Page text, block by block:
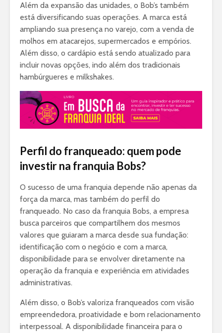
Além da expansão das unidades, o Bob’s também
está diversificando suas operações. A marca está
ampliando sua presença no varejo, com a venda de
molhos em atacarejos, supermercados e empórios.
Além disso, o cardápio está sendo atualizado para
incluir novas opções, indo além dos tradicionais
hambúrgueres e milkshakes.
Perfil do franqueado: quem pode
investir na franquia Bobs?
O sucesso de uma franquia depende não apenas da
força da marca, mas também do perfil do
franqueado. No caso da franquia Bobs, a empresa
busca parceiros que compartilhem dos mesmos
valores que guiaram a marca desde sua fundação:
identificação com o negócio e com a marca,
disponibilidade para se envolver diretamente na
operação da franquia e experiência em atividades
administrativas.
Além disso, o Bob’s valoriza franqueados com visão
empreendedora, proatividade e bom relacionamento
interpessoal. A disponibilidade financeira para o